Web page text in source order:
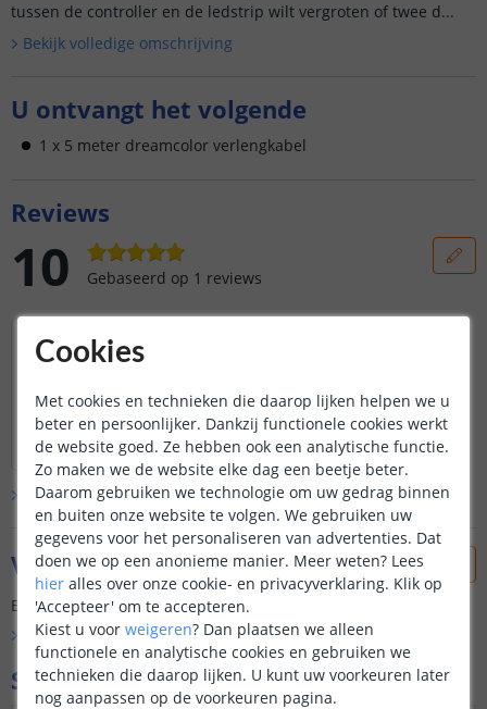
tussen de controller en de ledstrip wilt vergroten of twee d...
Bekijk volledige omschrijving
U ontvangt het volgende
1 x 5 meter dreamcolor verlengkabel
Reviews
10 Gebaseerd op 1 reviews
De heer
Heldere communicatie en super snelle
in huis!! Top!
Lees hele review
Hugo Peters|13 februari 2026 |Gebase
erd op de'Verlengkabel voor dreamcolor
led strips - 5m
lees meer...
Bekijk alle 1 reviews
Vraag & antwoord
Er is nog geen vraag gesteld over dit product.
Bekijk alle Vraag & antwoord
Specificaties
Cookies
Met cookies en technieken die daarop lijken helpen we u
beter en persoonlijker. Dankzij functionele cookies werkt
de website goed. Ze hebben ook een analytische functie.
Zo maken we de website elke dag een beetje beter.
Daarom gebruiken we technologie om uw gedrag binnen
en buiten onze website te volgen. We gebruiken uw
gegevens voor het personaliseren van advertenties. Dat
doen we op een anonieme manier. Meer weten? Lees
hier alles over onze cookie- en privacyverklaring. Klik op
'Accepteer' om te accepteren.
Kiest u voor weigeren? Dan plaatsen we alleen
functionele en analytische cookies en gebruiken we
technieken die daarop lijken. U kunt uw voorkeuren later
nog aanpassen op de voorkeuren pagina.